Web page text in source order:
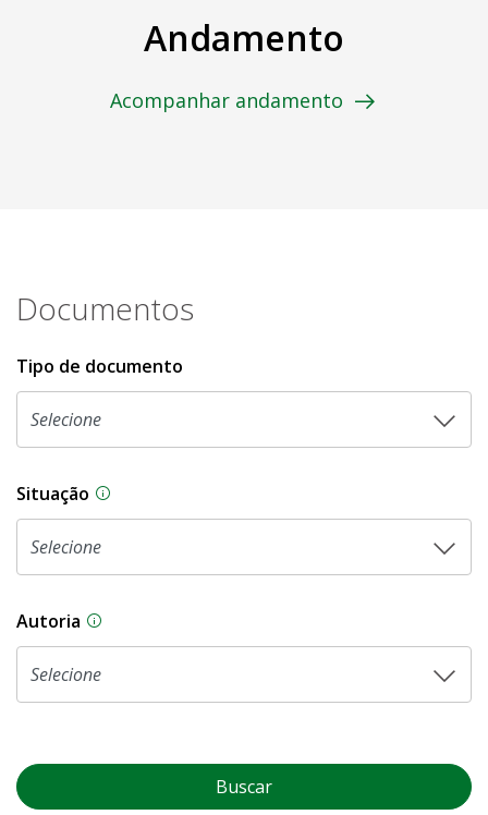
Andamento
Acompanhar andamento
Documentos
Tipo de documento
Situação Na CLDF, as proposições legislativas
Autoria As proposições legislativas na CLDF podem
Buscar